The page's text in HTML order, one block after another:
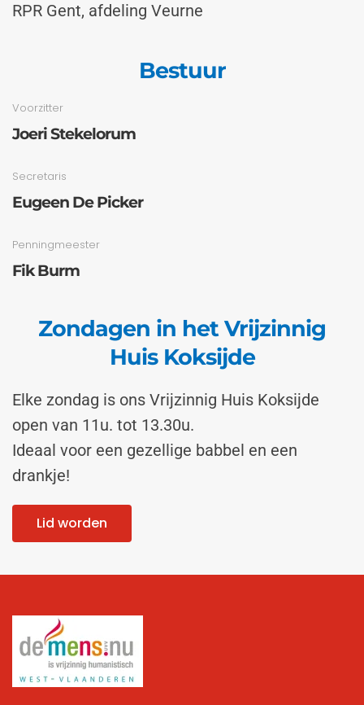
RPR Gent, afdeling Veurne
Bestuur
Voorzitter
Joeri Stekelorum
Secretaris
Eugeen De Picker
Penningmeester
Fik Burm
Zondagen in het Vrijzinnig
Huis Koksijde
Elke zondag is ons Vrijzinnig Huis Koksijde
open van 11u. tot 13.30u.
Ideaal voor een gezellige babbel en een
drankje!
Lid worden